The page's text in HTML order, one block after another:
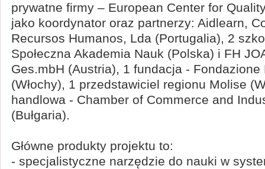
prywatne firmy – European Center for
jako koordynator oraz partnerzy: Aidlearn,
Recursos Humanos, Lda (Portugalia), 2
Społeczna Akademia Nauk (Polska) i FH
Ges.mbH (Austria), 1 fundacja - Fondazione
(Włochy), 1 przedstawiciel regionu Molise
handlowa - Chamber of Commerce and
(Bułgaria).
Główne produkty projektu to:
- specjalistyczne narzędzie do nauki w